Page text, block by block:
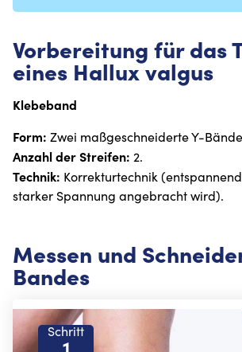
Vorbereitung für das
eines Hallux valgus
Klebeband
Form: Zwei maßgeschneiderte Y-
Anzahl der Streifen: 2.
Technik: Korrekturtechnik
starker Spannung angebracht wird).
Messen und
Bandes
Schritt